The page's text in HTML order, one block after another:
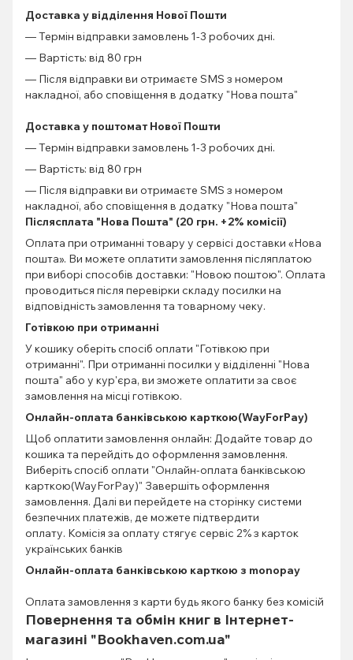
Доставка у відділення Нової Пошти
— Термін відправки замовлень 1-3 робочих дні.
— Вартість: від 80 грн
— Після відправки ви отримаєте SMS з номером
накладної, або сповіщення в додатку "Нова пошта"
Доставка у поштомат Нової Пошти
— Термін відправки замовлень 1-3 робочих дні.
— Вартість: від 80 грн
— Після відправки ви отримаєте SMS з номером
накладної, або сповіщення в додатку "Нова пошта"
Післясплата "Нова Пошта" (20 грн. +2% комісії)
Оплата при отриманні товару у сервісі доставки «Нова
пошта». Ви можете оплатити замовлення післяплатою
при виборі способів доставки: "Новою поштою". Оплата
проводиться після перевірки складу посилки на
відповідність замовлення та товарному чеку.
Готівкою при отриманні
У кошику оберіть спосіб оплати "Готівкою при
отриманні". При отриманні посилки у відділенні "Нова
пошта" або у кур'єра, ви зможете оплатити за своє
замовлення на місці готівкою.
Онлайн-оплата банківською карткою(WayForPay)
Щоб оплатити замовлення онлайн: Додайте товар до
кошика та перейдіть до оформлення замовлення.
Виберіть спосіб оплати "Онлайн-оплата банківською
карткою(WayForPay)" Завершіть оформлення
замовлення. Далі ви перейдете на сторінку системи
безпечних платежів, де можете підтвердити
оплату. Комісія за оплату стягує сервіс 2% з карток
українських банків
Онлайн-оплата банківською карткою з monopay
Оплата замовлення з карти будь якого банку без комісій
Повернення та обмін книг в Інтернет-
магазині "Bookhaven.com.ua"